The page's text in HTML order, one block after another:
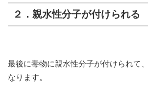
２．親水性分子が付けられる
最後に毒物に親水性分子が付けられて
なります。